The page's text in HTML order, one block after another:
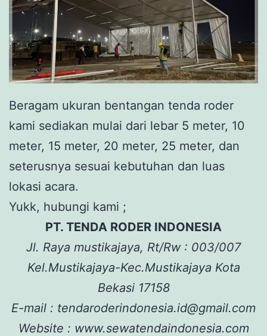
Beragam ukuran bentangan tenda roder
kami sediakan mulai dari lebar 5 meter, 10
meter, 15 meter, 20 meter, 25 meter, dan
seterusnya sesuai kebutuhan dan luas
lokasi acara.
Yukk, hubungi kami ;
PT. TENDA RODER INDONESIA
Jl. Raya mustikajaya, Rt/Rw : 003/007
Kel.Mustikajaya-Kec.Mustikajaya Kota
Bekasi 17158
E-mail : tendaroderindonesia.id@gmail.com
Website : www.sewatendaindonesia.com